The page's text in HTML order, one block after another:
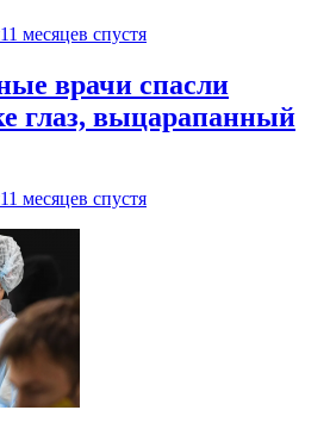
11 месяцев спустя
врачи спасли
глаз, выцарапанный
11 месяцев спустя